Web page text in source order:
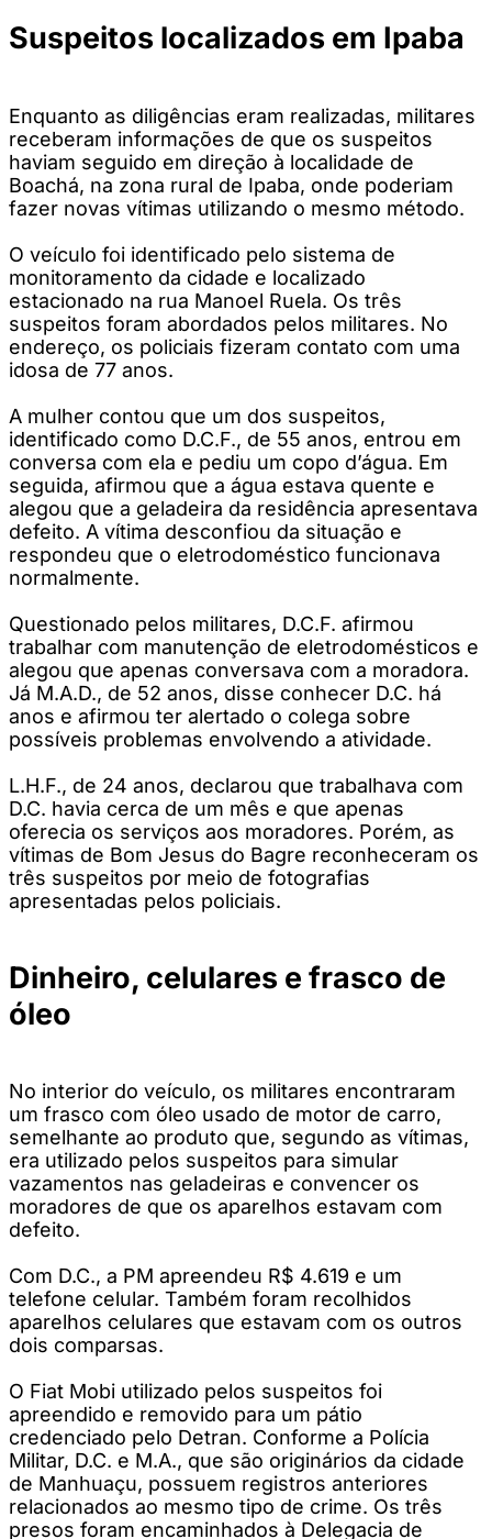
Suspeitos localizados em Ipaba
Enquanto as diligências eram realizadas, militares
receberam informações de que os suspeitos
haviam seguido em direção à localidade de
Boachá, na zona rural de Ipaba, onde poderiam
fazer novas vítimas utilizando o mesmo método.
O veículo foi identificado pelo sistema de
monitoramento da cidade e localizado
estacionado na rua Manoel Ruela. Os três
suspeitos foram abordados pelos militares. No
endereço, os policiais fizeram contato com uma
idosa de 77 anos.
A mulher contou que um dos suspeitos,
identificado como D.C.F., de 55 anos, entrou em
conversa com ela e pediu um copo d’água. Em
seguida, afirmou que a água estava quente e
alegou que a geladeira da residência apresentava
defeito. A vítima desconfiou da situação e
respondeu que o eletrodoméstico funcionava
normalmente.
Questionado pelos militares, D.C.F. afirmou
trabalhar com manutenção de eletrodomésticos e
alegou que apenas conversava com a moradora.
Já M.A.D., de 52 anos, disse conhecer D.C. há
anos e afirmou ter alertado o colega sobre
possíveis problemas envolvendo a atividade.
L.H.F., de 24 anos, declarou que trabalhava com
D.C. havia cerca de um mês e que apenas
oferecia os serviços aos moradores. Porém, as
vítimas de Bom Jesus do Bagre reconheceram os
três suspeitos por meio de fotografias
apresentadas pelos policiais.
Dinheiro, celulares e frasco de
óleo
No interior do veículo, os militares encontraram
um frasco com óleo usado de motor de carro,
semelhante ao produto que, segundo as vítimas,
era utilizado pelos suspeitos para simular
vazamentos nas geladeiras e convencer os
moradores de que os aparelhos estavam com
defeito.
Com D.C., a PM apreendeu R$ 4.619 e um
telefone celular. Também foram recolhidos
aparelhos celulares que estavam com os outros
dois comparsas.
O Fiat Mobi utilizado pelos suspeitos foi
apreendido e removido para um pátio
credenciado pelo Detran. Conforme a Polícia
Militar, D.C. e M.A., que são originários da cidade
de Manhuaçu, possuem registros anteriores
relacionados ao mesmo tipo de crime. Os três
presos foram encaminhados à Delegacia de